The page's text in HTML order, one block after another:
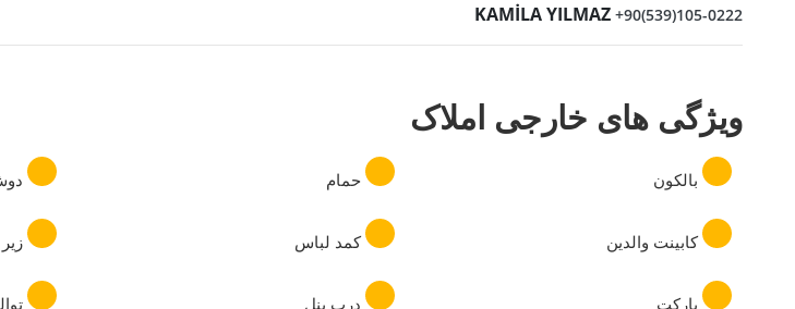
KAMİLA YILMAZ +90(539)105-0222
ویژگی های خارجی املاک
بالکون حمام
کابینت والدین کمد لباس
پارکت درب پنل